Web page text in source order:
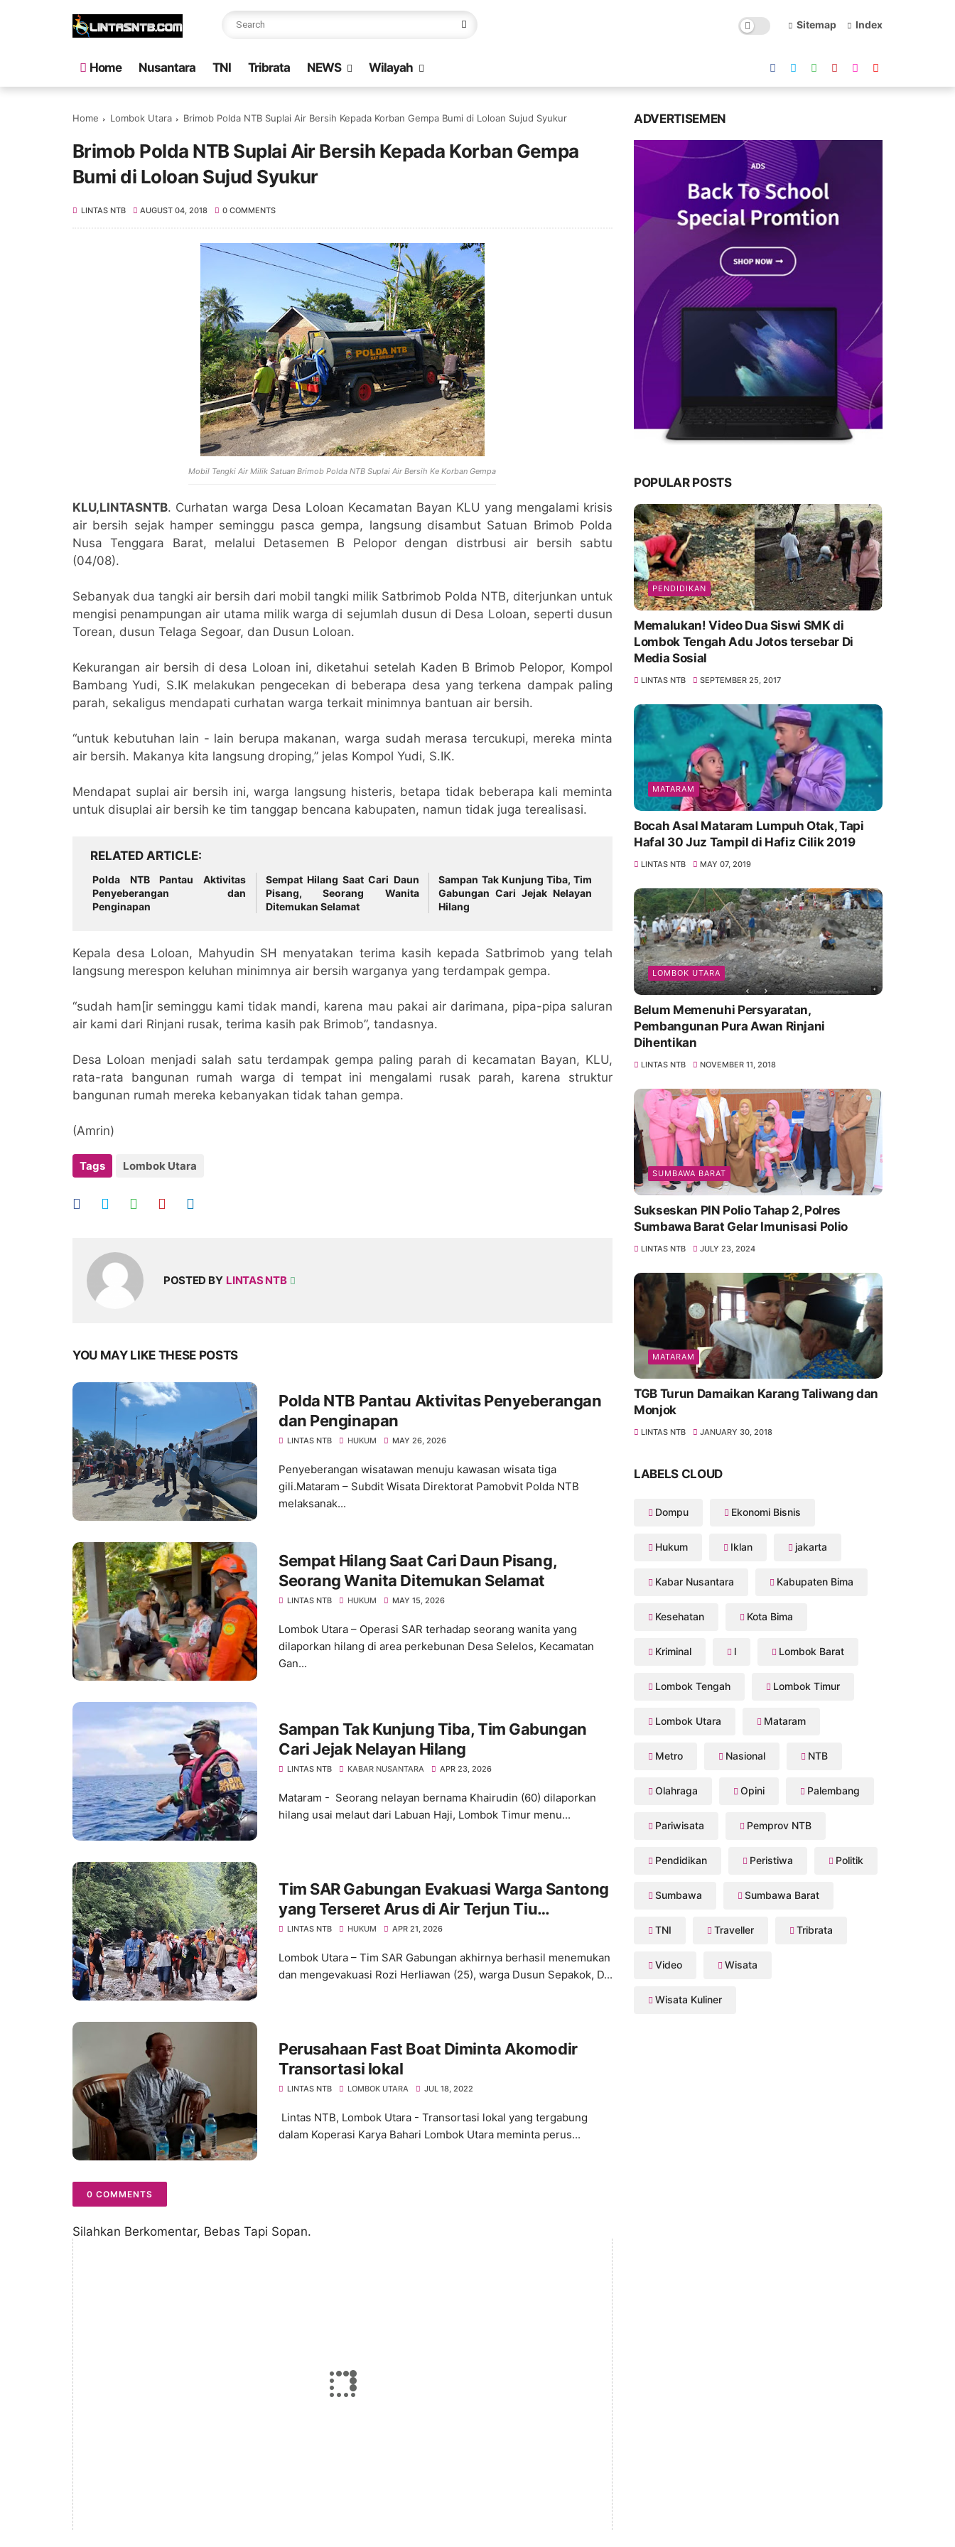
Sitemap Index
Home Nusantara TNI Tribrata NEWS Wilayah
Home Lombok Utara Brimob Polda NTB Suplai Air Bersih Kepada Korban Gempa Bumi di Loloan Sujud Syukur
Brimob Polda NTB Suplai Air Bersih Kepada Korban Gempa
Bumi di Loloan Sujud Syukur
LINTAS NTB AUGUST 04, 2018 0 COMMENTS
Mobil Tengki Air Milik Satuan Brimob Polda NTB Suplai Air Bersih Ke Korban Gempa
KLU,LINTASNTB. Curhatan warga Desa Loloan Kecamatan Bayan KLU yang mengalami krisis
air bersih sejak hamper seminggu pasca gempa, langsung disambut Satuan Brimob Polda
Nusa Tenggara Barat, melalui Detasemen B Pelopor dengan distrbusi air bersih sabtu
(04/08).
Sebanyak dua tangki air bersih dari mobil tangki milik Satbrimob Polda NTB, diterjunkan untuk
mengisi penampungan air utama milik warga di sejumlah dusun di Desa Loloan, seperti dusun
Torean, dusun Telaga Segoar, dan Dusun Loloan.
Kekurangan air bersih di desa Loloan ini, diketahui setelah Kaden B Brimob Pelopor, Kompol
Bambang Yudi, S.IK melakukan pengecekan di beberapa desa yang terkena dampak paling
parah, sekaligus mendapati curhatan warga terkait minimnya bantuan air bersih.
“untuk kebutuhan lain - lain berupa makanan, warga sudah merasa tercukupi, mereka minta
air bersih. Makanya kita langsung droping,” jelas Kompol Yudi, S.IK.
Mendapat suplai air bersih ini, warga langsung histeris, betapa tidak beberapa kali meminta
untuk disuplai air bersih ke tim tanggap bencana kabupaten, namun tidak juga terealisasi.
RELATED ARTICLE
Polda NTB Pantau Aktivitas
Penyeberangan dan
Penginapan
Sempat Hilang Saat Cari Daun
Pisang, Seorang Wanita
Ditemukan Selamat
Sampan Tak Kunjung Tiba, Tim
Gabungan Cari Jejak Nelayan
Hilang
Kepala desa Loloan, Mahyudin SH menyatakan terima kasih kepada Satbrimob yang telah
langsung merespon keluhan minimnya air bersih warganya yang terdampak gempa.
“sudah ham[ir seminggu kami tidak mandi, karena mau pakai air darimana, pipa-pipa saluran
air kami dari Rinjani rusak, terima kasih pak Brimob”, tandasnya.
Desa Loloan menjadi salah satu terdampak gempa paling parah di kecamatan Bayan, KLU,
rata-rata bangunan rumah warga di tempat ini mengalami rusak parah, karena struktur
bangunan rumah mereka kebanyakan tidak tahan gempa.
(Amrin)
Tags Lombok Utara
POSTED BY LINTAS NTB
YOU MAY LIKE THESE POSTS
Polda NTB Pantau Aktivitas Penyeberangan
dan Penginapan
LINTAS NTB HUKUM MAY 26, 2026
Penyeberangan wisatawan menuju kawasan wisata tiga
gili.Mataram – Subdit Wisata Direktorat Pamobvit Polda NTB
melaksanak...
Sempat Hilang Saat Cari Daun Pisang,
Seorang Wanita Ditemukan Selamat
LINTAS NTB HUKUM MAY 15, 2026
Lombok Utara – Operasi SAR terhadap seorang wanita yang
dilaporkan hilang di area perkebunan Desa Selelos, Kecamatan
Gan...
Sampan Tak Kunjung Tiba, Tim Gabungan
Cari Jejak Nelayan Hilang
LINTAS NTB KABAR NUSANTARA APR 23, 2026
Mataram - Seorang nelayan bernama Khairudin (60) dilaporkan
hilang usai melaut dari Labuan Haji, Lombok Timur menu...
Tim SAR Gabungan Evakuasi Warga Santong
yang Terseret Arus di Air Terjun Tiu
Bombong
LINTAS NTB HUKUM APR 21, 2026
Lombok Utara – Tim SAR Gabungan akhirnya berhasil menemukan
dan mengevakuasi Rozi Herliawan (25), warga Dusun Sepakok, D...
Perusahaan Fast Boat Diminta Akomodir
Transortasi lokal
LINTAS NTB LOMBOK UTARA JUL 18, 2022
Lintas NTB, Lombok Utara - Transortasi lokal yang tergabung
dalam Koperasi Karya Bahari Lombok Utara meminta perus...
0 COMMENTS
Silahkan Berkomentar, Bebas Tapi Sopan.
ADVERTISEMEN
POPULAR POSTS
PENDIDIKAN
Memalukan! Video Dua Siswi SMK di
Lombok Tengah Adu Jotos tersebar Di
Media Sosial
LINTAS NTB SEPTEMBER 25, 2017
MATARAM
Bocah Asal Mataram Lumpuh Otak, Tapi
Hafal 30 Juz Tampil di Hafiz Cilik 2019
LINTAS NTB MAY 07, 2019
LOMBOK UTARA
Belum Memenuhi Persyaratan,
Pembangunan Pura Awan Rinjani
Dihentikan
LINTAS NTB NOVEMBER 11, 2018
SUMBAWA BARAT
Sukseskan PIN Polio Tahap 2, Polres
Sumbawa Barat Gelar Imunisasi Polio
LINTAS NTB JULY 23, 2024
MATARAM
TGB Turun Damaikan Karang Taliwang dan
Monjok
LINTAS NTB JANUARY 30, 2018
LABELS CLOUD
Dompu Ekonomi Bisnis
Hukum Iklan jakarta
Kabar Nusantara Kabupaten Bima
Kesehatan Kota Bima
Kriminal l Lombok Barat
Lombok Tengah Lombok Timur
Lombok Utara Mataram
Metro Nasional NTB
Olahraga Opini Palembang
Pariwisata Pemprov NTB
Pendidikan Peristiwa Politik
Sumbawa Sumbawa Barat
TNI Traveller Tribrata
Video Wisata
Wisata Kuliner